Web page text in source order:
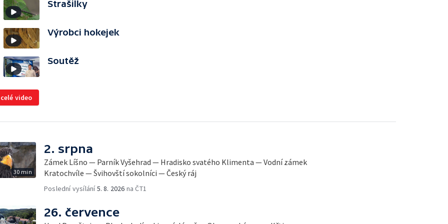
Strašilky
Výrobci hokejek
Soutěž
video
30 min
2. srpna
Zámek Líšno — Parník Vyšehrad — Hradisko svatého Klimenta — Vodní zámek
Kratochvíle — Švihovští sokolníci — Český ráj
Poslední vysílání5. 8. 2026 na ČT1
26. července